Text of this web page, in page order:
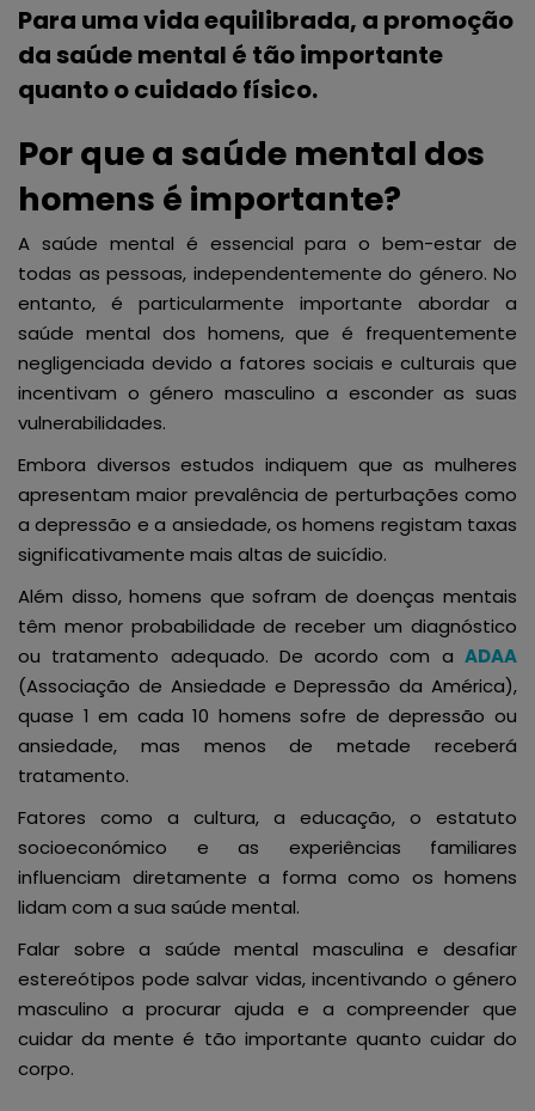
Para uma vida equilibrada, a promoção
da saúde mental é tão importante
quanto o cuidado físico.
Por que a saúde mental dos
homens é importante?
A saúde mental é essencial para o bem-estar de
todas as pessoas, independentemente do género. No
entanto, é particularmente importante abordar a
saúde mental dos homens, que é frequentemente
negligenciada devido a fatores sociais e culturais que
incentivam o género masculino a esconder as suas
vulnerabilidades.
Embora diversos estudos indiquem que as mulheres
apresentam maior prevalência de perturbações como
a depressão e a ansiedade, os homens registam taxas
significativamente mais altas de suicídio.
Além disso, homens que sofram de doenças mentais
têm menor probabilidade de receber um diagnóstico
ou tratamento adequado. De acordo com a ADAA
(Associação de Ansiedade e Depressão da América),
quase 1 em cada 10 homens sofre de depressão ou
ansiedade, mas menos de metade receberá
tratamento.
Fatores como a cultura, a educação, o estatuto
socioeconómico e as experiências familiares
influenciam diretamente a forma como os homens
lidam com a sua saúde mental.
Falar sobre a saúde mental masculina e desafiar
estereótipos pode salvar vidas, incentivando o género
masculino a procurar ajuda e a compreender que
cuidar da mente é tão importante quanto cuidar do
corpo.